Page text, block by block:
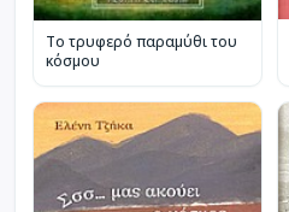
Το τρυφερό παραμύθι του
κόσμου